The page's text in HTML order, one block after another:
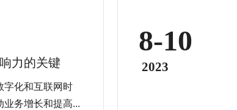
力的关键
字化和互联网时
务增长和提高...
8-10
2023